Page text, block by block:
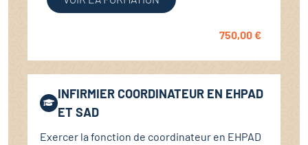
750,00€
INFIRMIER COORDINATEUR EN EHPAD
ET SAD
Exercer la fonction de coordinateur en EHPAD